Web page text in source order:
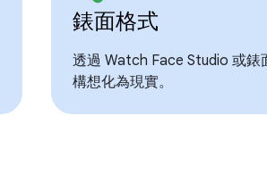
錶面格式
透過 Watch Face Studio 或錶
構想化為現實。